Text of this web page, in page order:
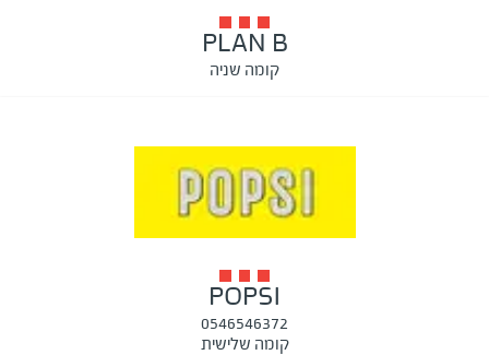
PLAN B
קומה שניה
POPSI
0546546372
קומה שלישית